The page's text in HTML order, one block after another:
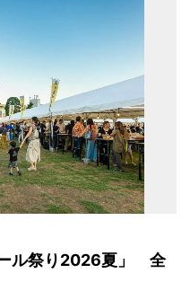
ル祭り2026夏」 全